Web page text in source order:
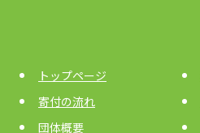
トップページ
寄付の流れ
団体概要